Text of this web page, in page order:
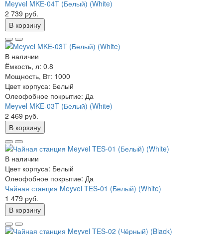
Meyvel MKE-04T (Белый) (White)
2 739 руб.
В корзину
В наличии
Ёмкость, л: 0.8
Мощность, Вт: 1000
Цвет корпуса: Белый
Олеофобное покрытие: Да
Meyvel MKE-03T (Белый) (White)
2 469 руб.
В корзину
В наличии
Цвет корпуса: Белый
Олеофобное покрытие: Да
Чайная станция Meyvel TES-01 (Белый) (White)
1 479 руб.
В корзину